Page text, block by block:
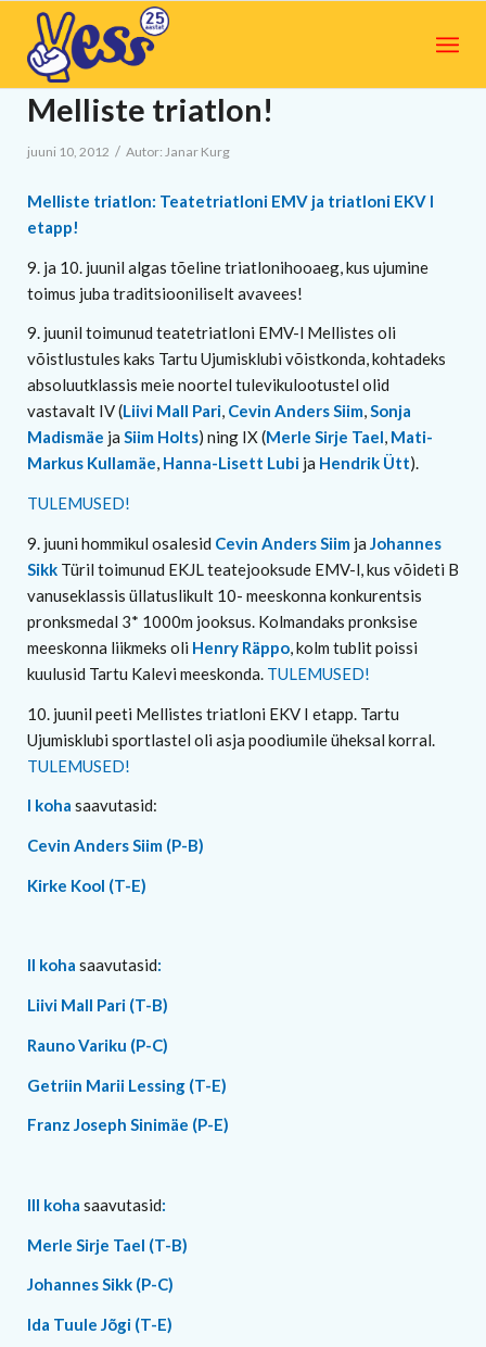
Melliste triatlon!
juuni 10, 2012 / Autor: Janar Kurg
Melliste triatlon: Teatetriatloni EMV ja triatloni EKV I
etapp!
9. ja 10. juunil algas tõeline triatlonihooaeg, kus ujumine
toimus juba traditsiooniliselt avavees!
9. juunil toimunud teatetriatloni EMV-l Mellistes oli
võistlustules kaks Tartu Ujumisklubi võistkonda, kohtadeks
absoluutklassis meie noortel tulevikulootustel olid
vastavalt IV (Liivi Mall Pari, Cevin Anders Siim,Sonja
Madismäe ja Siim Holts) ning IX (Merle Sirje Tael, Mati-
Markus Kullamäe, Hanna-Lisett Lubi ja Hendrik Ütt).
TULEMUSED!
9. juuni hommikul osalesid Cevin Anders Siim ja Johannes
Sikk Türil toimunud EKJL teatejooksude EMV-l, kus võideti B
vanuseklassis üllatuslikult 10- meeskonna konkurentsis
pronksmedal 3* 1000m jooksus. Kolmandaks pronksise
meeskonna liikmeks oli Henry Räppo, kolm tublit poissi
kuulusid Tartu Kalevi meeskonda. TULEMUSED!
10. juunil peeti Mellistes triatloni EKV I etapp. Tartu
Ujumisklubi sportlastel oli asja poodiumile üheksal korral.
TULEMUSED!
I koha saavutasid:
Cevin Anders Siim (P-B)
Kirke Kool (T-E)
II koha saavutasid:
Liivi Mall Pari (T-B)
Rauno Variku (P-C)
Getriin Marii Lessing (T-E)
Franz Joseph Sinimäe (P-E)
III koha saavutasid:
Merle Sirje Tael (T-B)
Johannes Sikk (P-C)
Ida Tuule Jõgi (T-E)